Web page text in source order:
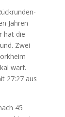
Jahren
hat die
Zwei
warf.
27:27 aus
45